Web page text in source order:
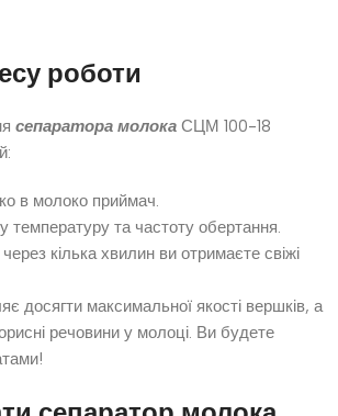
роботи
сепаратора молока СЦМ 100-18
в молоко приймач.
температуру та частоту обертання.
через кілька хвилин ви отримаєте свіжі
досягти максимальної якості вершків, а
речовини у молоці. Ви будете